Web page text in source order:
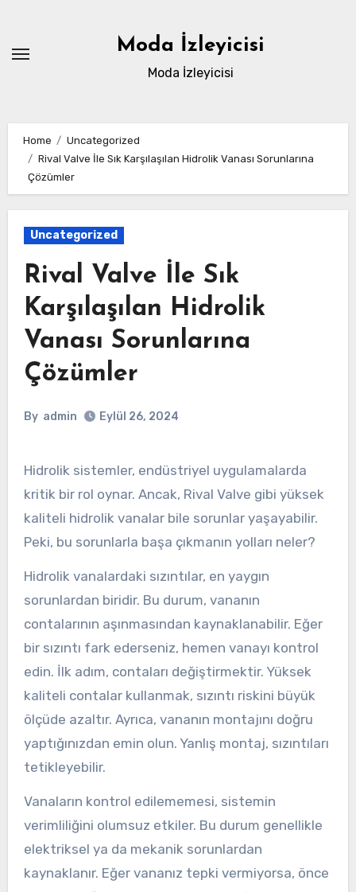
content
Moda İzleyicisi
Moda İzleyicisi
Home
Uncategorized
Rival Valve İle Sık Karşılaşılan Hidrolik Vanası Sorunlarına
Çözümler
Uncategorized
Rival Valve İle Sık
Karşılaşılan Hidrolik
Vanası Sorunlarına
Çözümler
By admin Eylül 26, 2024
Hidrolik sistemler, endüstriyel uygulamalarda
kritik bir rol oynar. Ancak, Rival Valve gibi yüksek
kaliteli hidrolik vanalar bile sorunlar yaşayabilir.
Peki, bu sorunlarla başa çıkmanın yolları neler?
Hidrolik vanalardaki sızıntılar, en yaygın
sorunlardan biridir. Bu durum, vananın
contalarının aşınmasından kaynaklanabilir. Eğer
bir sızıntı fark ederseniz, hemen vanayı kontrol
edin. İlk adım, contaları değiştirmektir. Yüksek
kaliteli contalar kullanmak, sızıntı riskini büyük
ölçüde azaltır. Ayrıca, vananın montajını doğru
yaptığınızdan emin olun. Yanlış montaj, sızıntıları
tetikleyebilir.
Vanaların kontrol edilememesi, sistemin
verimliliğini olumsuz etkiler. Bu durum genellikle
elektriksel ya da mekanik sorunlardan
kaynaklanır. Eğer vananız tepki vermiyorsa, önce